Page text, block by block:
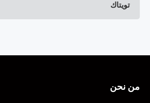
تويتاك
من نحن